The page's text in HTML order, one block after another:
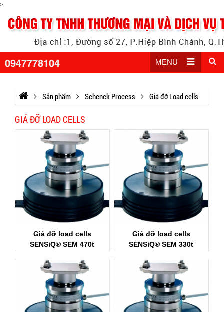
>
0947778104 MENU
Sản phẩm Schenck Process Giá đỡ Load cells
GIÁ ĐỠ LOAD CELLS
Giá đỡ load cells
SENSiQ® SEM 470t
Giá đỡ load cells
SENSiQ® SEM 330t